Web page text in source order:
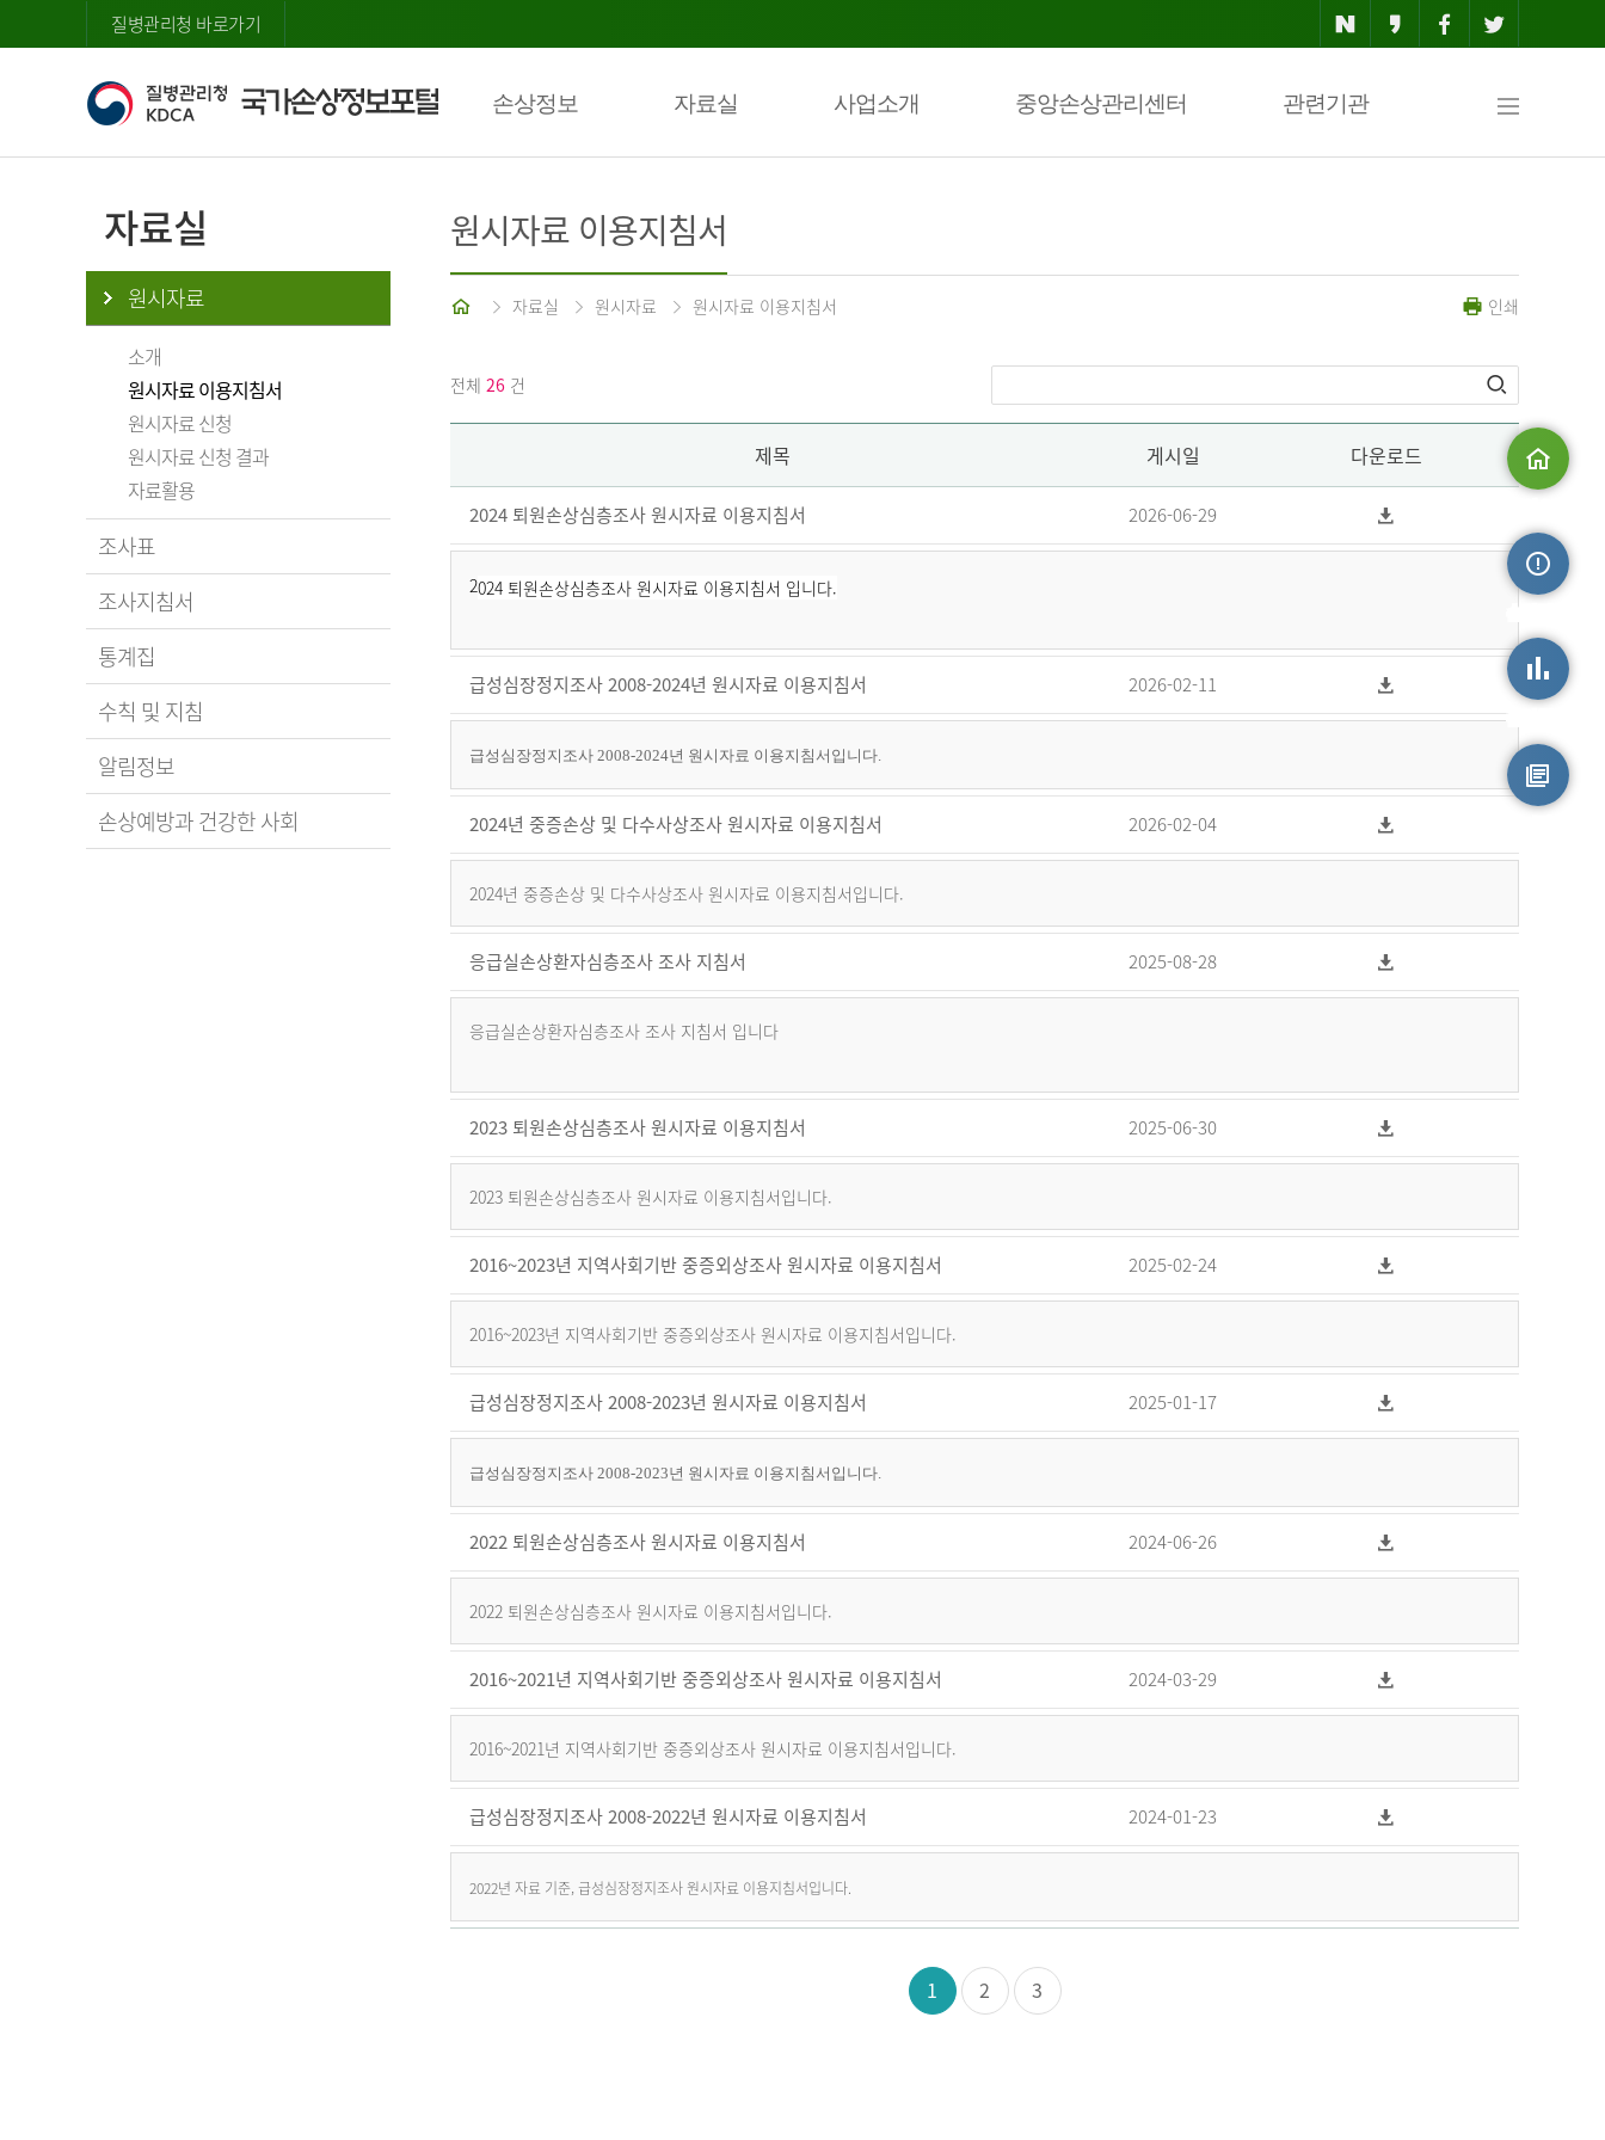
질병관리청 바로가기
손상정보 자료실 사업소개 중앙손상관리센터 관련기관
맵
자료실
원시자료
소개
원시자료 이용지침서
원시자료 신청
원시자료 신청 결과
자료활용
조사표
조사지침서
통계집
수칙 및 지침
알림정보
손상예방과 건강한 사회
원시자료 이용지침서
홈 자료실 원시자료 원시자료 이용지침서 인쇄
전체 26 건
제목 게시일 다운로드
2024 퇴원손상심층조사 원시자료 이용지침서 2026-06-29
2024 퇴원손상심층조사 원시자료 이용지침서 입니다.
급성심장정지조사 2008-2024년 원시자료 이용지침서 2026-02-11
급성심장정지조사 2008-2024년 원시자료 이용지침서입니다.
2024년 중증손상 및 다수사상조사 원시자료 이용지침서 2026-02-04
2024년 중증손상 및 다수사상조사 원시자료 이용지침서입니다.
응급실손상환자심층조사 조사 지침서 2025-08-28
응급실손상환자심층조사 조사 지침서 입니다
2023 퇴원손상심층조사 원시자료 이용지침서 2025-06-30
2023 퇴원손상심층조사 원시자료 이용지침서입니다.
2016~2023년 지역사회기반 중증외상조사 원시자료 이용지침서 2025-02-24
2016~2023년 지역사회기반 중증외상조사 원시자료 이용지침서입니다.
급성심장정지조사 2008-2023년 원시자료 이용지침서 2025-01-17
급성심장정지조사 2008-2023년 원시자료 이용지침서입니다.
2022 퇴원손상심층조사 원시자료 이용지침서 2024-06-26
2022 퇴원손상심층조사 원시자료 이용지침서입니다.
2016~2021년 지역사회기반 중증외상조사 원시자료 이용지침서 2024-03-29
2016~2021년 지역사회기반 중증외상조사 원시자료 이용지침서입니다.
급성심장정지조사 2008-2022년 원시자료 이용지침서 2024-01-23
2022년 자료 기준, 급성심장정지조사 원시자료 이용지침서입니다.
1 2 3
손상정보